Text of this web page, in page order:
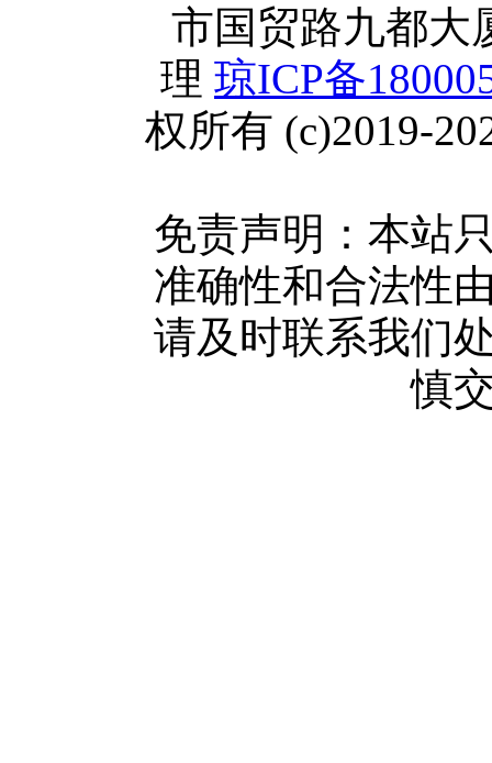
市国贸路九都大
理 琼ICP备
权所有 (c)2019-
免责声明：本站
准确性和合法性
请及时联系我们
慎